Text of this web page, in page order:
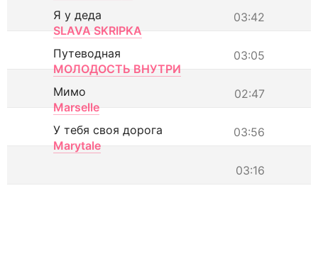
03:42
Я у деда
SLAVA SKRIPKA
03:05
Путеводная
МОЛОДОСТЬ ВНУТРИ
02:47
Мимо
Marselle
03:56
У тебя своя дорога
Marytale
03:16